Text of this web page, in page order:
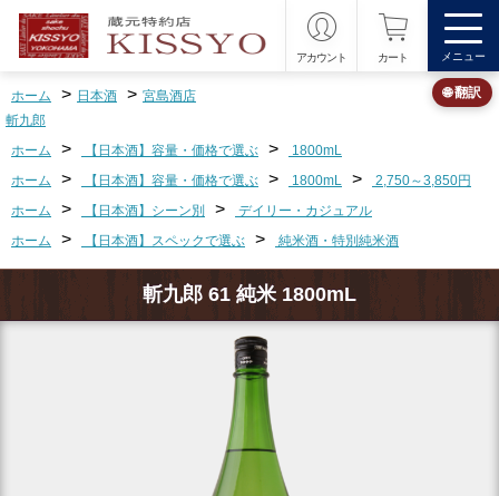
アカウント カート メニュー
ホーム > 日本酒 > 宮島酒店
斬九郎
ホーム
> 【日本酒】容量・価格で選ぶ >
1800mL
ホーム
> 【日本酒】容量・価格で選ぶ > 1800mL >
2,750～3,850円
ホーム
> 【日本酒】シーン別 >
デイリー・カジュアル
ホーム
> 【日本酒】スペックで選ぶ > 純米酒・特別純米酒
斬九郎 61 純米 1800mL
🌐 翻訳